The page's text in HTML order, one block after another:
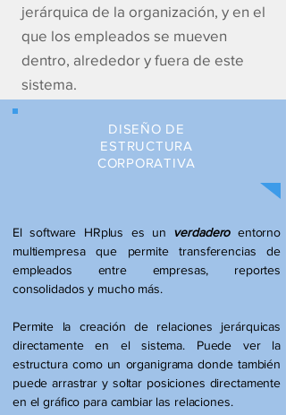
jerárquica de la organización, y en el
que los empleados se mueven
dentro, alrededor y fuera de este
sistema.
DISEÑO DE
ESTRUCTURA
CORPORATIVA
El software HRplus es un verdaderoentorno
multiempresa que permite transferencias de
empleados entre empresas, reportes
consolidados y mucho más.
Permite la creación de relaciones jerárquicas
directamente en el sistema. Puede ver la
estructura como un organigrama donde también
puede arrastrar y soltar posiciones directamente
en el gráfico para cambiar las relaciones.